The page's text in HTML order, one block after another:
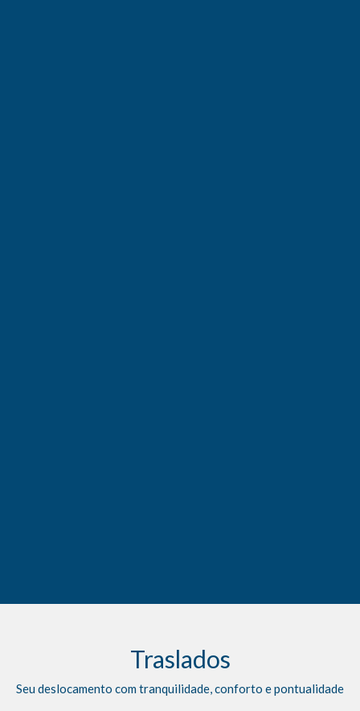
Traslados
Seu deslocamento com tranquilidade, conforto e pontualidade